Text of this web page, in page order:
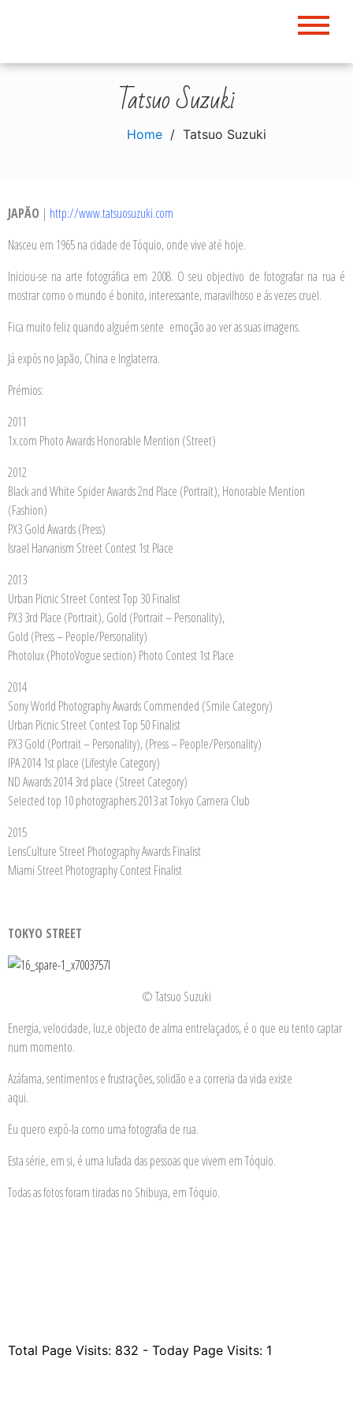
Tatsuo Suzuki
Home Tatsuo Suzuki
JAPÃO | http://www.tatsuosuzuki.com
Nasceu em 1965 na cidade de Tóquio, onde vive até hoje.
Iniciou-se na arte fotográfica em 2008. O seu objectivo de fotografar na rua é
mostrar como o mundo é bonito, interessante, maravilhoso e ás vezes cruel.
Fica muito feliz quando alguém sente emoção ao ver as suas imagens.
Já expôs no Japão, China e Inglaterra.
Prémios:
2011
1x.com Photo Awards Honorable Mention (Street)
2012
Black and White Spider Awards 2nd Place (Portrait), Honorable Mention
(Fashion)
PX3 Gold Awards (Press)
Israel Harvanism Street Contest 1st Place
2013
Urban Picnic Street Contest Top 30 Finalist
PX3 3rd Place (Portrait), Gold (Portrait – Personality),
Gold (Press – People/Personality)
Photolux (PhotoVogue section) Photo Contest 1st Place
2014
Sony World Photography Awards Commended (Smile Category)
Urban Picnic Street Contest Top 50 Finalist
PX3 Gold (Portrait – Personality), (Press – People/Personality)
IPA 2014 1st place (Lifestyle Category)
ND Awards 2014 3rd place (Street Category)
Selected top 10 photographers 2013 at Tokyo Camera Club
2015
LensCulture Street Photography Awards Finalist
Miami Street Photography Contest Finalist
TOKYO STREET
© Tatsuo Suzuki
Energia, velocidade, luz,e objecto de alma entrelaçados, é o que eu tento captar
num momento.
Azáfama, sentimentos e frustrações, solidão e a correria da vida existe
aqui.
Eu quero expô-la como uma fotografia de rua.
Esta série, em si, é uma lufada das pessoas que vivem em Tóquio.
Todas as fotos foram tiradas no Shibuya, em Tóquio.
Total Page Visits: 832 - Today Page Visits: 1